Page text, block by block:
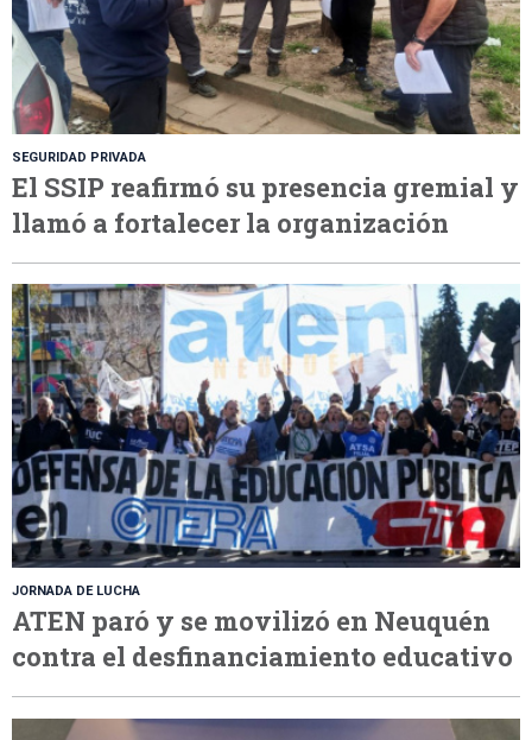
SEGURIDAD PRIVADA
El SSIP reafirmó su presencia gremial y
llamó a fortalecer la organización
JORNADA DE LUCHA
ATEN paró y se movilizó en Neuquén
contra el desfinanciamiento educativo